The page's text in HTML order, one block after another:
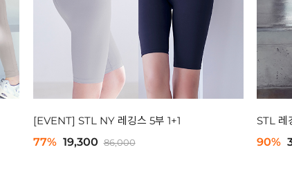
[EVENT] STL NY 레깅스 5부 1+1
77% 19,300 86,000
STL 레
90%